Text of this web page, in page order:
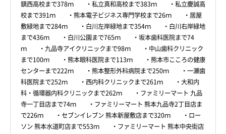
鎮西高校まで378ｍ ・私立真和高校まで383ｍ ・私立慶誠高
校まで391ｍ ・熊本電子ビジネス専門学校まで26ｍ ・居屋
敷緑地まで284ｍ ・白川左岸緑地まで354ｍ ・白川右岸緑地
まで436ｍ ・白川公園まで765ｍ ・坂本歯科医院まで74
ｍ ・九品寺アイクリニックまで98ｍ ・中山歯科クリニック
まで100ｍ ・熊本眼科医院まで113ｍ ・熊本市こころの健康
センターまで222ｍ ・熊本整形外科病院まで250ｍ ・一瀬歯
科医院まで252ｍ ・西内科クリニックまで261ｍ ・大和内
科・循環器内科クリニックまで262ｍ ・ファミリーマート 九品
寺一丁目店まで74ｍ ・ファミリーマート 熊本九品寺2丁目店ま
で226ｍ ・セブンイレブン 熊本新屋敷店まで320ｍ ・ロー
ソン 熊本水道町店まで553ｍ ・ファミリーマート 熊本中央街店